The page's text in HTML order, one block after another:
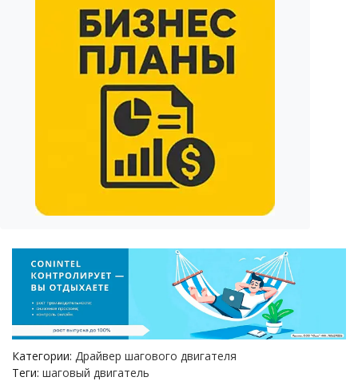
Категории: Драйвер шагового двигателя
Теги: шаговый двигатель